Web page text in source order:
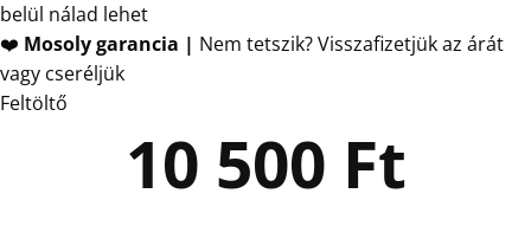
belül nálad lehet
❤️ Mosoly garancia | Nem tetszik? Visszafizetjük az árát
vagy cseréljük
Feltöltő
10 500 Ft